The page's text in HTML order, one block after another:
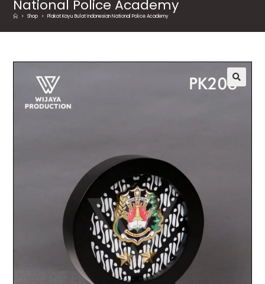
National Police Academy
> Shop > Plakat Kayu Bulat Indonesian National Police Academy
🔍